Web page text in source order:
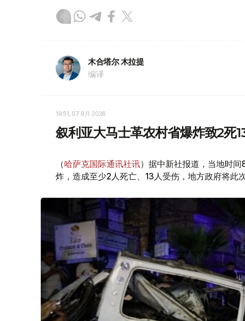
木合塔尔 木拉提
编译
19:51, 07 8月 2026
叙利亚大马士革农村省爆炸致2死
（哈萨克国际通讯社讯）据中新社报道，当地时
炸，造成至少2人死亡、13人受伤，地方政府将此